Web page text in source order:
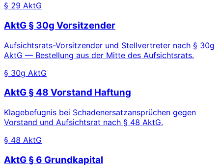
§ 29 AktG
AktG § 30g Vorsitzender
Aufsichtsrats-Vorsitzender und Stellvertreter nach § 30g
AktG — Bestellung aus der Mitte des Aufsichtsrats.
§ 30g AktG
AktG § 48 Vorstand Haftung
Klagebefugnis bei Schadenersatzansprüchen gegen
Vorstand und Aufsichtsrat nach § 48 AktG.
§ 48 AktG
AktG § 6 Grundkapital